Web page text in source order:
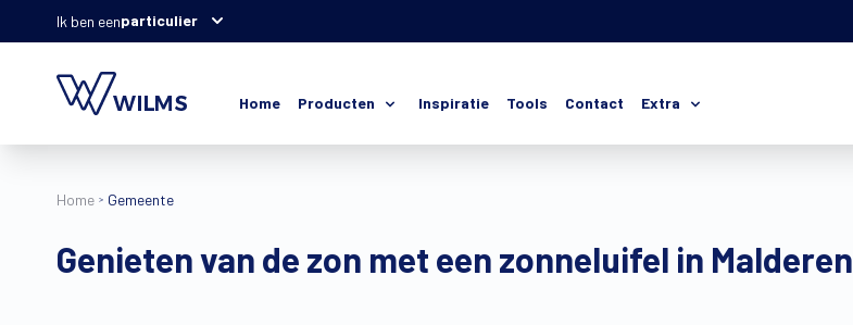
Ik ben eenparticulier
Home Producten Inspiratie Tools Contact Extra
Home Gemeente
Genieten van de zon met een zonneluifel in Malderen